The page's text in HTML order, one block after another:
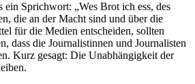
ein Sprichwort: „Wes Brot ich ess, des
die an der Macht sind und über die
für die Medien entscheiden, sollten
dass die Journalistinnen und Journalisten
Kurz gesagt: Die Unabhängigkeit der